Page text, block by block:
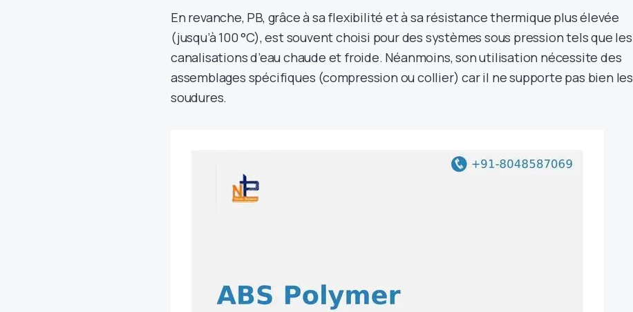
En revanche, PB, grâce à sa flexibilité et à sa résistance thermique plus élevée
(jusqu’à 100 °C), est souvent choisi pour des systèmes sous pression tels que les
canalisations d’eau chaude et froide. Néanmoins, son utilisation nécessite des
assemblages spécifiques (compression ou collier) car il ne supporte pas bien les
soudures.